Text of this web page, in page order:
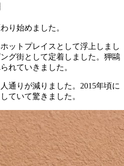
り始めました。
ットプレイスとして浮上しまし
グ街として定着しました。狎鷗
れていきました。
通りが減りました。2015年頃に
ていて驚きました。